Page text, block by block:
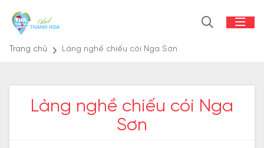
Trang chủ Làng nghề chiếu cói Nga Sơn
Làng nghề chiếu cói Nga
Sơn